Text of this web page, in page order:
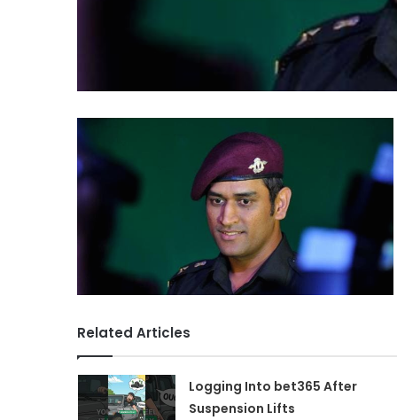
Related Articles
Logging Into bet365 After
Suspension Lifts